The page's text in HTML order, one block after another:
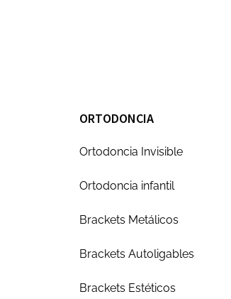
ORTODONCIA
Ortodoncia Invisible
Ortodoncia infantil
Brackets Metálicos
Brackets Autoligables
Brackets Estéticos